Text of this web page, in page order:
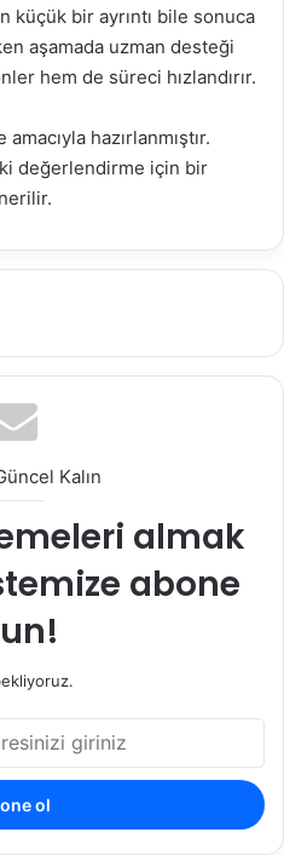
küçük bir ayrıntı bile sonuca
aşamada uzman desteği
hem de süreci hızlandırır.
hazırlanmıştır.
değerlendirme için bir
Kalın
almak
abone